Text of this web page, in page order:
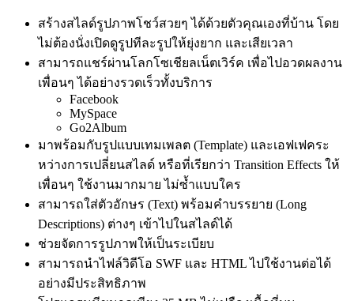
สร้างสไลด์รูปภาพโชว์สวยๆ ได้ด้วยตัวคุณเองที่บ้าน โดย
ไม่ต้องนั่งเปิดดูรูปทีละรูปให้ยุ่งยาก และเสียเวลา
สามารถแชร์ผ่านโลกโซเชียลเน็ตเวิร์ค เพื่อไปอวดผลงาน
เพื่อนๆ ได้อย่างรวดเร็วทั้งบริการ
Facebook
MySpace
Go2Album
มาพร้อมกับรูปแบบเทมเพลต (Template) และเอฟเฟคระ
หว่างการเปลี่ยนสไลด์ หรือที่เรียกว่า Transition Effects ให้
เพื่อนๆ ใช้งานมากมาย ไม่ซ้ำแบบใคร
สามารถใส่ตัวอักษร (Text) พร้อมคำบรรยาย (Long
Descriptions) ต่างๆ เข้าไปในสไลด์ได้
ช่วยจัดการรูปภาพให้เป็นระเบียบ
สามารถนำไฟล์วิดีโอ SWF และ HTML ไปใช้งานต่อได้
อย่างมีประสิทธิภาพ